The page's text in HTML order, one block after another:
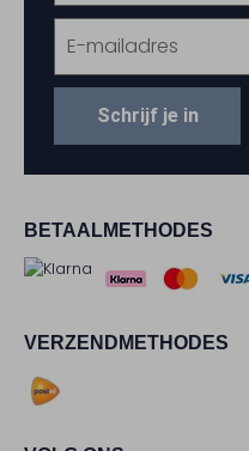
BETAALMETHODES
VERZENDMETHODES
Schrijf je in